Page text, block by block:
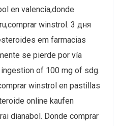
en valencia,donde
winstrol. 3 дня
em farmacias
se pierde por vía
of 100 mg of sdg.
winstrol en pastillas
online kaufen
dianabol. Donde comprar